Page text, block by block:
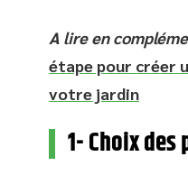
A lire en
étape pour créer
votre jardin
1- Choix